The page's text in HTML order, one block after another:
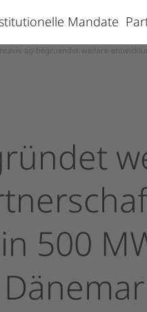
Mandate
ag-begruendet-weitere-
500